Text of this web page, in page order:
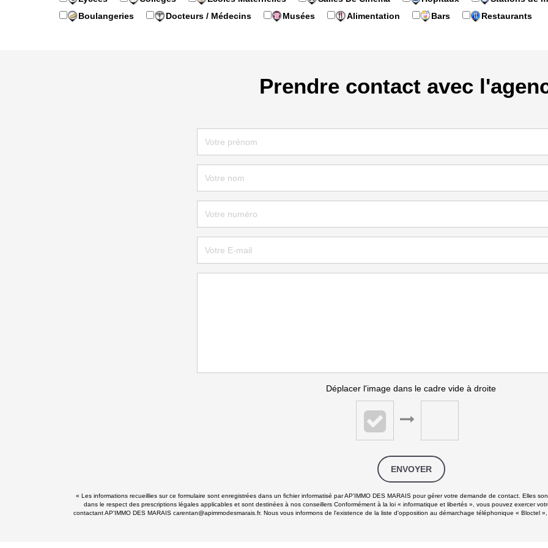
Boulangeries
Docteurs / Médecins Musées Alimentation Bars Restaurants
Prendre contact avec
Déplacer l'image dans le cadre vide à droite
ENVOYER
« Les informations recueillies sur ce formulaire sont enregistrées dans un fichier informatisé par AP'IMMO DES MARAIS pour gérer votre demande de contact. Elles
dans le respect des prescriptions légales applicables et sont destinées à nos conseillers Conformément à la loi « informatique et libertés », vous pouvez exercer
contactant AP'IMMO DES MARAIS carentan@apimmodesmarais.fr. Nous vous informons de l'existence de la liste d'opposition au démarchage téléphonique « Bloctel